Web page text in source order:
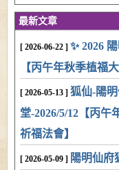
最新文章
[ 2026-06-22 ] ✨ 2026
【丙午年秋季植福大
[ 2026-05-13 ] 狐仙-陽
堂-2026/5/12【丙午
祈福法會】
[ 2026-05-09 ] 陽明仙府